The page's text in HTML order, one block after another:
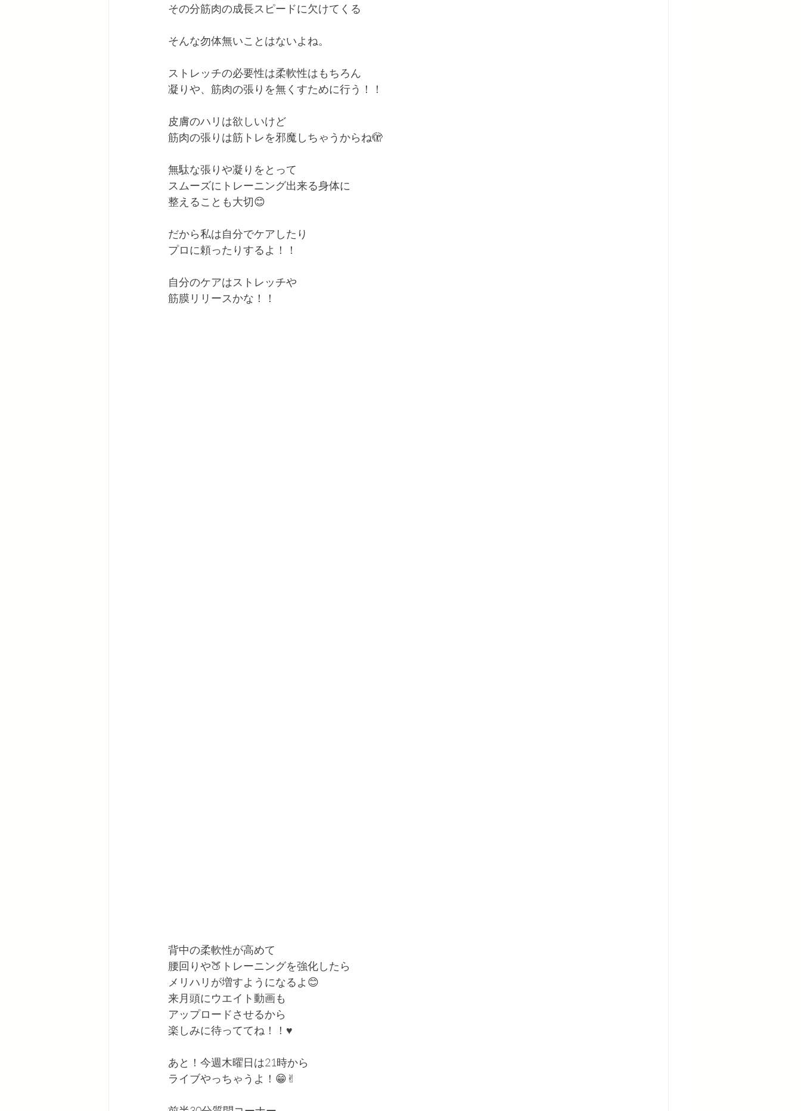
その分筋肉の成長スピードに欠けてくる
そんな勿体無いことはないよね。
ストレッチの必要性は柔軟性はもちろん
凝りや、筋肉の張りを無くすために行う！！
皮膚のハリは欲しいけど
筋肉の張りは筋トレを邪魔しちゃうからね🫣
無駄な張りや凝りをとって
スムーズにトレーニング出来る身体に
整えることも大切😊
だから私は自分でケアしたり
プロに頼ったりするよ！！
自分のケアはストレッチや
筋膜リリースかな！！
背中の柔軟性が高めて
腰回りや🍑トレーニングを強化したら
メリハリが増すようになるよ😊
来月頭にウエイト動画も
アップロードさせるから
楽しみに待っててね！！♥️
あと！今週木曜日は21時から
ライブやっちゃうよ！😁✌︎